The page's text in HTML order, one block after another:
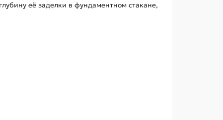
её заделки в фундаментном стакане,